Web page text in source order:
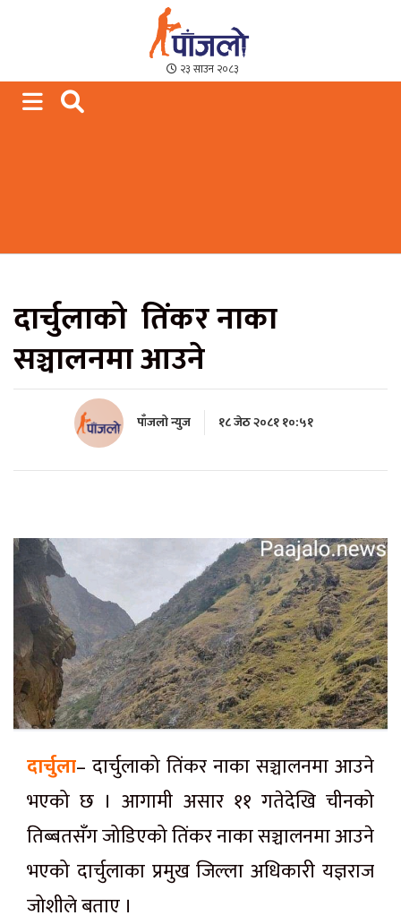
Paajalo News
We are from Far West Nepal
२३ साउन २०८३
दार्चुलाको तिंकर नाका
सञ्चालनमा आउने
पाँजलो न्युज १८ जेठ २०८१ १०:५१
दार्चुला– दार्चुलाको तिंकर नाका सञ्चालनमा आउने
भएको छ । आगामी असार ११ गतेदेखि चीनको
तिब्बतसँग जोडिएको तिंकर नाका सञ्चालनमा आउने
भएको दार्चुलाका प्रमुख जिल्ला अधिकारी यज्ञराज
जोशीले बताए ।